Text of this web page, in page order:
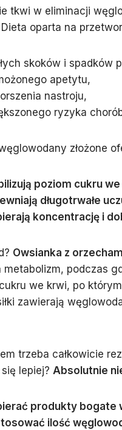
tkwi w eliminacji
oparta na
skoków i spadków
apetytu,
nastroju,
ryzyka
złożone
poziom cukru
długotrwałe
koncentrację i
Owsianka z
metabolizm, podczas
we krwi, po
zawierają
trzeba całkowicie
lepiej? Absolutnie
produkty bogate
ilość